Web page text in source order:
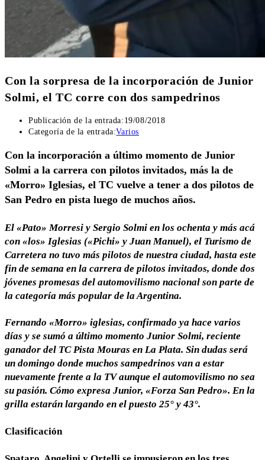
Con la sorpresa de la incorporación de Junior
Solmi, el TC corre con dos sampedrinos
Publicación de la entrada: 19/08/2018
Categoría de la entrada:Varios
Con la incorporación a último momento de Junior
Solmi a la carrera con pilotos invitados, más la de
«Morro» Iglesias, el TC vuelve a tener a dos pilotos de
San Pedro en pista luego de muchos años.
El «Pato» Morresi y Sergio Solmi en los ochenta y más acá
con «los» Iglesias («Pichi» y Juan Manuel), el Turismo de
Carretera no tuvo más pilotos de nuestra ciudad, hasta este
fin de semana en la carrera de pilotos invitados, donde dos
jóvenes promesas del automovilismo nacional son parte de
la categoría más popular de la Argentina.
Fernando «Morro» iglesias, confirmado ya hace varios
días y se sumó a último momento Junior Solmi, reciente
ganador del TC Pista Mouras en La Plata. Sin dudas será
un domingo donde muchos sampedrinos van a estar
nuevamente frente a la TV aunque el automovilismo no sea
su pasión. Cómo expresa Junior, «Forza San Pedro». En la
grilla estarán largando en el puesto 25° y 43°.
Clasificación